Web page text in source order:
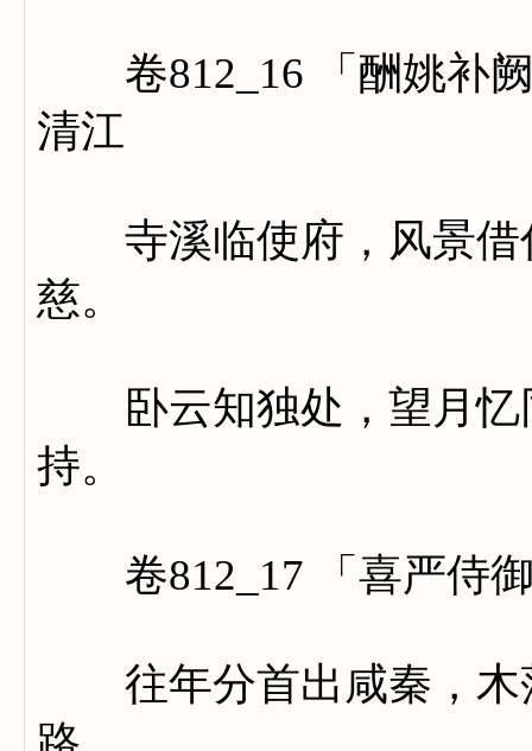
卷812_16 「酬姚补阙
清江
寺溪临使府，风景借
慈。
卧云知独处，望月忆
持。
卷812_17 「喜严侍御
往年分首出咸秦，木